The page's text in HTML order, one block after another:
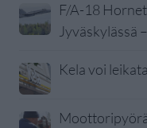
F/A-18
Jyväskylässä
Kela voi